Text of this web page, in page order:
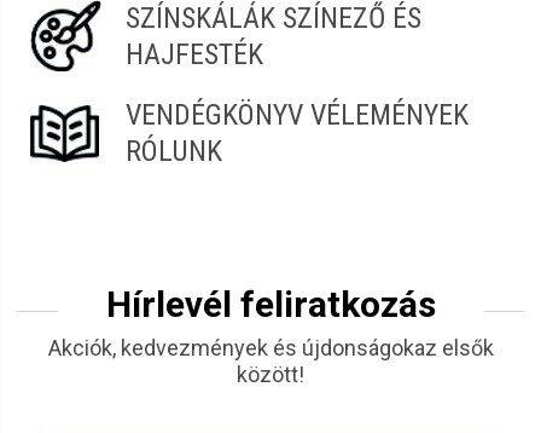
SZÍNSKÁLÁK SZÍNEZŐ ÉS
HAJFESTÉK
VENDÉGKÖNYV VÉLEMÉNYEK
RÓLUNK
Hírlevél feliratkozás
Akciók, kedvezmények és újdonságokaz elsők
között!